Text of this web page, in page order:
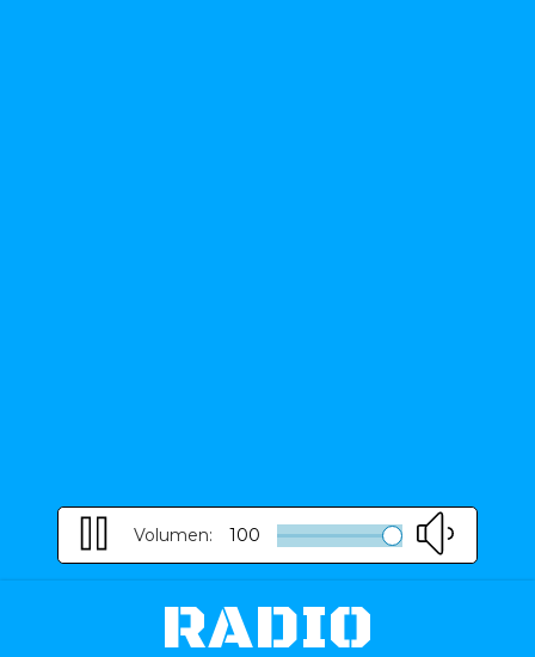
Volumen: 100
RADIO